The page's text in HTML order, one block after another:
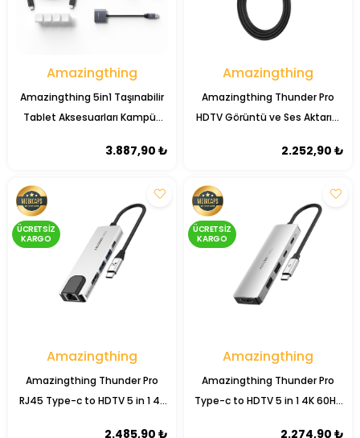
Amazingthing
Amazingthing 5in1 Taşınabilir
Tablet Aksesuarları Kampüs
3.887,90 ₺
Amazingthing
Amazingthing Thunder Pro
HDTV Görüntü ve Ses Aktarıcı
4K 60Hz 1.5M2.252,90 ₺
Amazingthing
Amazingthing Thunder Pro
RJ45 Type-c to HDTV 5 in 1 4K
ÜCRETSIZ
KARGO
2.485,90 ₺
Amazingthing
Amazingthing Thunder Pro
Type-c to HDTV 5 in 1 4K 60Hz
ÜCRETSIZ
KARGO
2.274,90 ₺